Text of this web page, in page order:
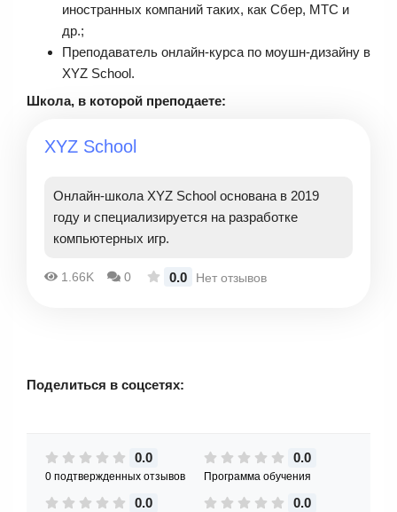
иностранных компаний таких, как Сбер, МТС и
др.;
Преподаватель онлайн-курса по моушн-дизайну в
XYZ School.
Школа, в которой преподаете:
XYZ School
Онлайн-школа XYZ School основана в 2019
году и специализируется на разработке
компьютерных игр.
1.66K 0 0.0 Нет отзывов
Поделиться в соцсетях:
0.0
0 подтвержденных отзывов
0.0
Программа обучения
0.0 0.0